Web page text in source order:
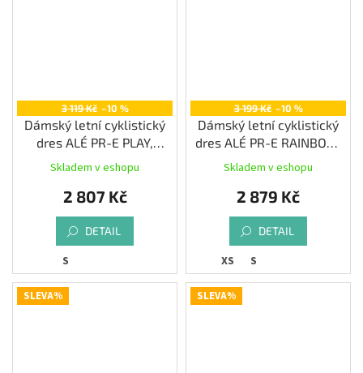
3 119 Kč –10 %
Dámský letní cyklistický
dres ALÉ PR-E PLAY,
aubergine
Skladem v eshopu
2 807 Kč
DETAIL
S
3 199 Kč –10 %
Dámský letní cyklistický
dres ALÉ PR-E RAINBOW,
Skladem v eshopu
2 879 Kč
DETAIL
XS S
SLEVA% SLEVA%